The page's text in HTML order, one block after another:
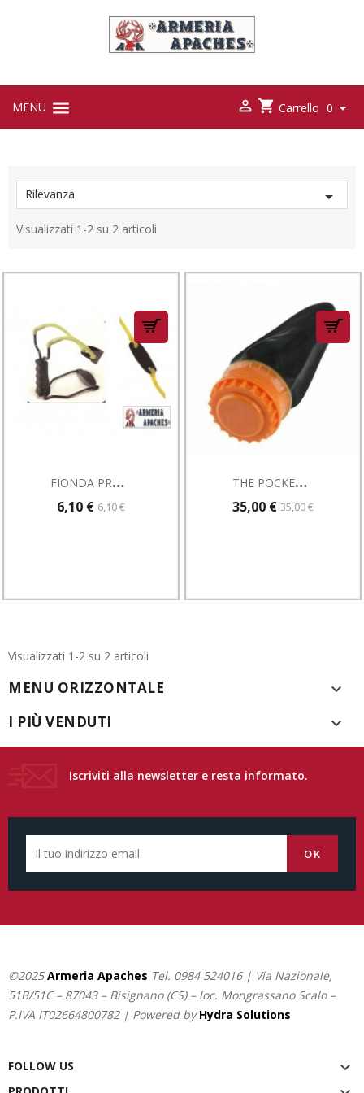
MENU   Carrello 0 

Rilevanza 
Visualizzati 1-2 su 2 articoli
F
IONDA PROFESSIONALE TARGET MEGALINE CON APPOGGIO
6,10 € 6,10 €
T
HE POCKET SHOT FIONDA
35,00 € 35,00 €
Visualizzati 1-2 su 2 articoli
MENU ORIZZONTALE 
I PIÙ VENDUTI 
Iscriviti alla newsletter e resta informato.
©2025Armeria Apaches Tel. 0984 524016| Via Nazionale,
51B/51C – 87043 – Bisignano (CS) – loc. Mongrassano Scalo –
P.IVA IT02664800782 | Powered byHydra Solutions
FOLLOW US 